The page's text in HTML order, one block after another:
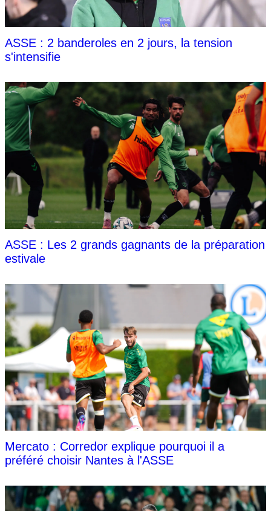
ASSE : 2 banderoles en 2 jours, la tension
s'intensifie
ASSE : Les 2 grands gagnants de la préparation
estivale
Mercato : Corredor explique pourquoi il a
préféré choisir Nantes à l'ASSE